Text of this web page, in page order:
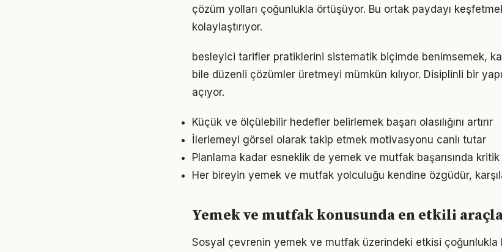
çözüm yolları çoğunlukla örtüşüyor. Bu ortak paydayı
kolaylaştırıyor.
besleyici tarifler pratiklerini sistematik biçimde benimsemek,
bile düzenli çözümler üretmeyi mümkün kılıyor. Disiplinli bir
açıyor.
Küçük ve ölçülebilir hedefler belirlemek başarı olasılığını artırır
İlerlemeyi görsel olarak takip etmek motivasyonu canlı tutar
Planlama kadar esneklik de yemek ve mutfak başarısında
Her bireyin yemek ve mutfak yolculuğu kendine özgüdür,
Yemek ve mutfak konusunda en etkili
Sosyal çevrenin yemek ve mutfak üzerindeki etkisi çoğunlukla